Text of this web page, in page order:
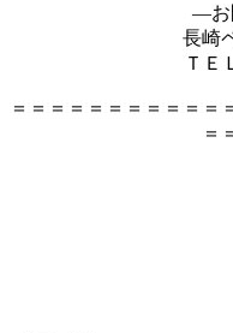
―お
長崎
ＴＥ
＝＝＝＝＝＝＝＝＝＝＝
＝